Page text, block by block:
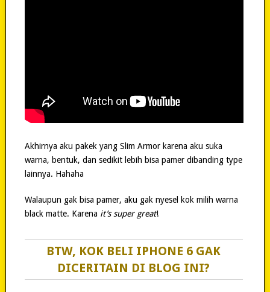
Akhirnya aku pakek yang Slim Armor karena aku suka
warna, bentuk, dan sedikit lebih bisa pamer dibanding type
lainnya. Hahaha
Walaupun gak bisa pamer, aku gak nyesel kok milih warna
black matte. Karena it’s super great!
BTW, KOK BELI IPHONE 6 GAK
DICERITAIN DI BLOG INI?